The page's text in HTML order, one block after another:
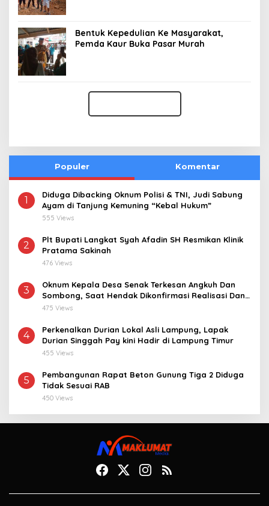
Bentuk Kepedulian Ke Masyarakat,
Pemda Kaur Buka Pasar Murah
Populer Komentar
1
Diduga Dibacking Oknum Polisi & TNI, Judi Sabung
Ayam di Tanjung Kemuning “Kebal Hukum”
555 Views
2
Plt Bupati Langkat Syah Afadin SH Resmikan Klinik
Pratama Sakinah
476 Views
3
Oknum Kepala Desa Senak Terkesan Angkuh Dan
Sombong, Saat Hendak Dikonfirmasi Realisasi Dana
Desa 2021-2024
475 Views
4
Perkenalkan Durian Lokal Asli Lampung, Lapak
Durian Singgah Pay kini Hadir di Lampung Timur
455 Views
5
Pembangunan Rapat Beton Gunung Tiga 2 Diduga
Tidak Sesuai RAB
450 Views